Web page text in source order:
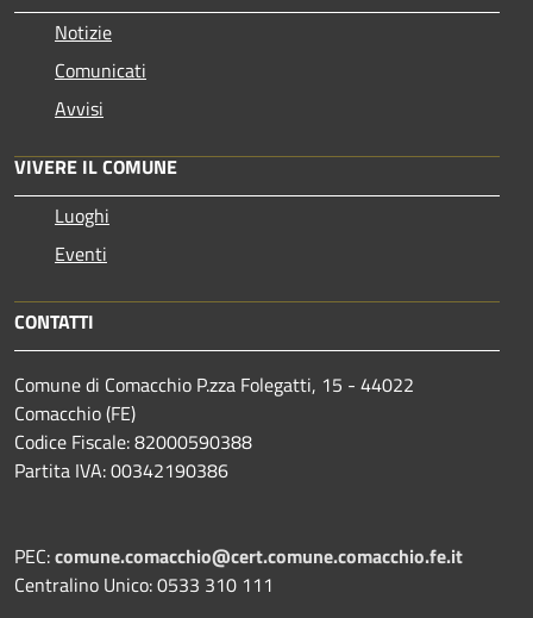
Notizie
Comunicati
Avvisi
VIVERE IL COMUNE
Luoghi
Eventi
CONTATTI
Comune di Comacchio P.zza Folegatti, 15 - 44022
Comacchio (FE)
Codice Fiscale: 82000590388
Partita IVA: 00342190386
PEC:comune.comacchio@cert.comune.comacchio.fe.it
Centralino Unico: 0533 310 111